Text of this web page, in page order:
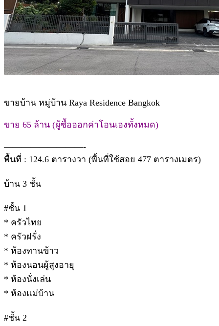
ขายบ้าน หมู่บ้าน Raya Residence Bangkok
ขาย 65 ล้าน (ผู้ซื้อออกค่าโอนเองทั้งหมด)
—————————-
พื้นที่ : 124.6 ตารางวา (พื้นที่ใช้สอย 477 ตารางเมตร)
บ้าน 3 ชั้น
#ชั้น 1
* ครัวไทย
* ครัวฝรั่ง
* ห้องทานข้าว
* ห้องนอนผู้สูงอายุ
* ห้องนั่งเล่น
* ห้องแม่บ้าน
#ชั้น 2